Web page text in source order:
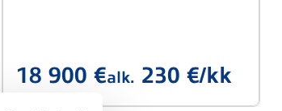
18 900 €alk. 230 €/kk